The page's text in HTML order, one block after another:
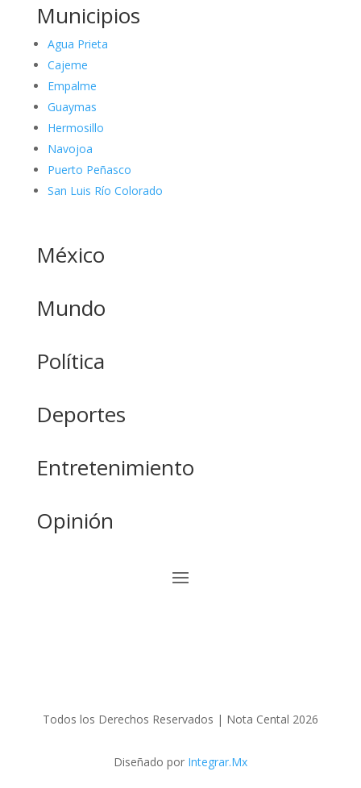
Municipios
Agua Prieta
Cajeme
Empalme
Guaymas
Hermosillo
Navojoa
Puerto Peñasco
San Luis Río Colorado
México
Mundo
Política
Deportes
Entretenimiento
Opinión
Todos los Derechos Reservados | Nota Cental 2026
Diseñado por Integrar.Mx